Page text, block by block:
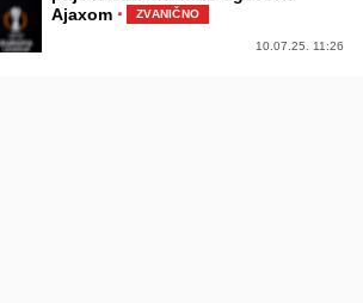
Ajaxom · ZVANIČNO
10.07.25. 11:26